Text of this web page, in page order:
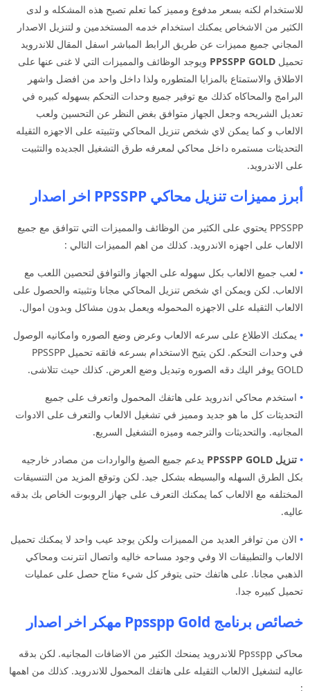
للاستخدام لكنه بسعر مدفوع ومميز كما تعلم تصبح هذه المشكله و لدى
الكثير من الاشخاص يمكنك استخدام خدمه المستخدمين و لتنزيل الاصدار
المجاني جميع مميزات عن طريق الرابط المباشر اسفل المقال للاندرويد
تحميل
ويوجد الوظائف والمميزات التي لا غنى عنها على
الاطلاق والاستمتاع بالمزايا المتطوره ولذا داخل واحد من افضل واشهر
البرامج والمحاكاه كذلك مع توفير جميع وحدات التحكم بسهوله كبيره في
تعديل الشريحه وجعل الجهاز متوافق بغض النظر عن التحسين ولعب
الالعاب و كما يمكن لاي شخص تنزيل المحاكي وتثبيته على الاجهزه الثقيله
التحديثات مستمره داخل محاكي لمعرفه طرق التشغيل الجديده والتثبيت
على الاندرويد.
أبرز مميزات تنزيل محاكي PPSSPP اخر اصدار
PPSSPP يحتوي على الكثير من الوظائف والمميزات التي تتوافق مع جميع
الالعاب على اجهزه الاندرويد. كذلك من اهم المميزات التالي :
• لعب جميع الالعاب بكل سهوله على الجهاز والتوافق لتحصين اللعب مع
الالعاب. لكن ويمكن اي شخص تنزيل المحاكي مجانا وتثبيته والحصول على
الالعاب الثقيله على الاجهزه المحموله ويعمل بدون مشاكل وبدون اموال.
• يمكنك الاطلاع على سرعه الالعاب وعرض وضع الصوره وامكانيه الوصول
في وحدات التحكم. لكن يتيح الاستخدام بسرعه فائقه تحميل PPSSPP
GOLD يوفر اليك دقه الصوره وتبديل وضع العرض. كذلك حيث تتلاشى.
• استخدم محاكي اندرويد على هاتفك المحمول واتعرف على جميع
التحديثات كل ما هو جديد ومميز في تشغيل الالعاب والتعرف على الادوات
المجانيه. والتحديثات والترجمه وميزه التشغيل السريع.
• تنزيل PPSSPP GOLD
يدعم جميع الصيغ والواردات من مصادر خارجيه
بكل الطرق السهله والبسيطه بشكل جيد. لكن وتوقع المزيد من التنسيقات
المختلفه مع الالعاب كما يمكنك التعرف على جهاز الروبوت الخاص بك بدقه
عاليه.
• الان من توافر العديد من المميزات ولكن يوجد عيب واحد لا يمكنك تحميل
الالعاب والتطبيقات الا وفي وجود مساحه خاليه واتصال انترنت ومحاكي
الذهبي مجانا. على هاتفك حتى يتوفر كل شيء متاح حصل على عمليات
تحميل كبيره جدا.
خصائص برنامج Ppsspp Gold مهكر اخر اصدار
محاكي Ppsspp للاندرويد يمنحك الكثير من الاضافات المجانيه. لكن بدقه
عاليه لتشغيل الالعاب الثقيله على هاتفك المحمول للاندرويد. كذلك من اهمها
: